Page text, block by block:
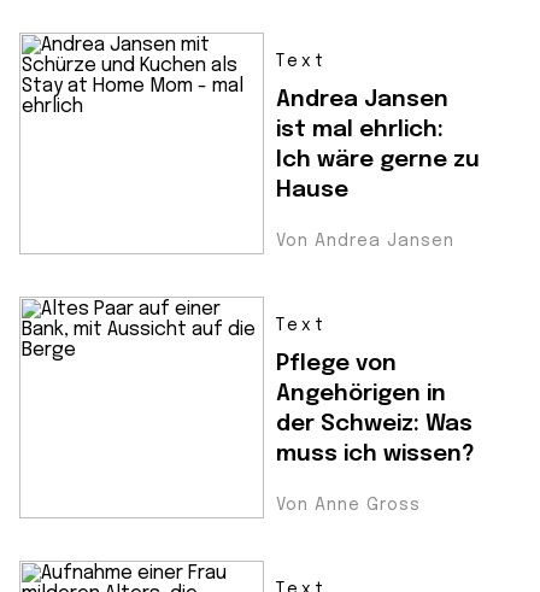
Text
Andrea Jansen
ist mal ehrlich:
Ich wäre gerne zu
Hause
Von Andrea Jansen
Text
Pflege von
Angehörigen in
der Schweiz: Was
muss ich wissen?
Von Anne Gross